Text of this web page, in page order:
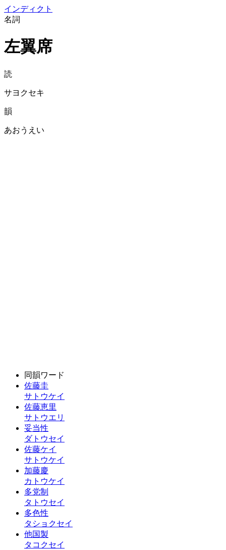
インディクト
名詞
左翼席
読
サヨクセキ
韻
あおうえい
同韻ワード
佐藤圭
サトウケイ
佐藤恵里
サトウエリ
妥当性
ダトウセイ
佐藤ケイ
サトウケイ
加藤慶
カトウケイ
多党制
タトウセイ
多色性
タショクセイ
他国製
タコクセイ